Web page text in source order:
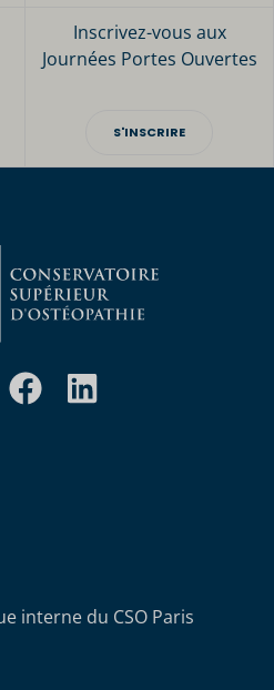
Inscrivez-vous aux
Journées Portes Ouvertes
S'INSCRIRE
interne du CSO Paris